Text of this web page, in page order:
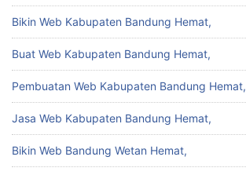
Bikin Web Kabupaten Bandung Hemat,
Buat Web Kabupaten Bandung Hemat,
Pembuatan Web Kabupaten Bandung Hemat,
Jasa Web Kabupaten Bandung Hemat,
Bikin Web Bandung Wetan Hemat,